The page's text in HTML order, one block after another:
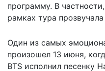
программу. В
рамках тура
Один из самых
произошел 13 июня,
BTS исполнил песенку